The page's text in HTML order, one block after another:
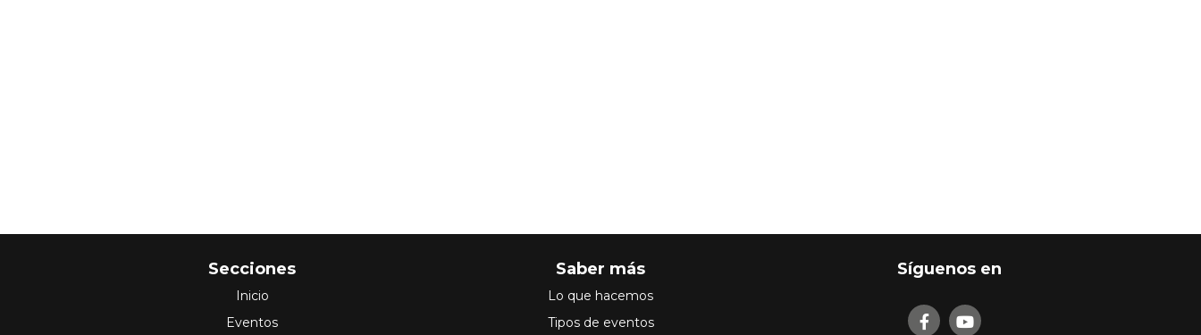
Secciones
Inicio
Eventos
Saber más
Lo que hacemos
Tipos de eventos
Síguenos en